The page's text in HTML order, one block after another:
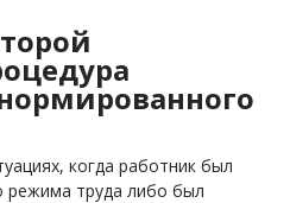
когда работник был
режима труда либо был